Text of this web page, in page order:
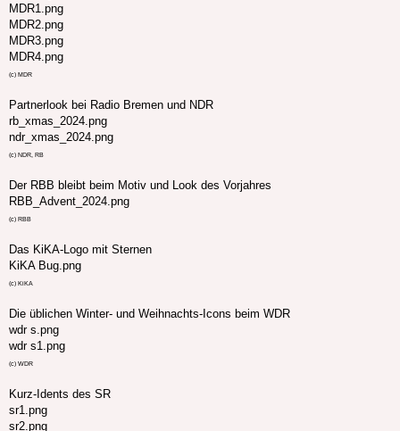
MDR1.png
MDR2.png
MDR3.png
MDR4.png
(c) MDR
Partnerlook bei Radio Bremen und NDR
rb_xmas_2024.png
ndr_xmas_2024.png
(c) NDR, RB
Der RBB bleibt beim Motiv und Look des Vorjahres
RBB_Advent_2024.png
(c) RBB
Das KiKA-Logo mit Sternen
KiKA Bug.png
(c) KiKA
Die üblichen Winter- und Weihnachts-Icons beim WDR
wdr s.png
wdr s1.png
(c) WDR
Kurz-Idents des SR
sr1.png
sr2.png